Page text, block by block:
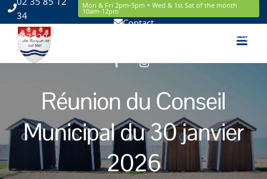
Skip
to
content
34
Mon & Fri 2pm-5pm + Wed & 1st Sat of the month
10am-12pm
Contact
2220 Route de la Mer 76119 Sainte Marguerite sur Mer
FacebookInstagram
Réunion du Conseil
Municipal du 30 janvier
2026